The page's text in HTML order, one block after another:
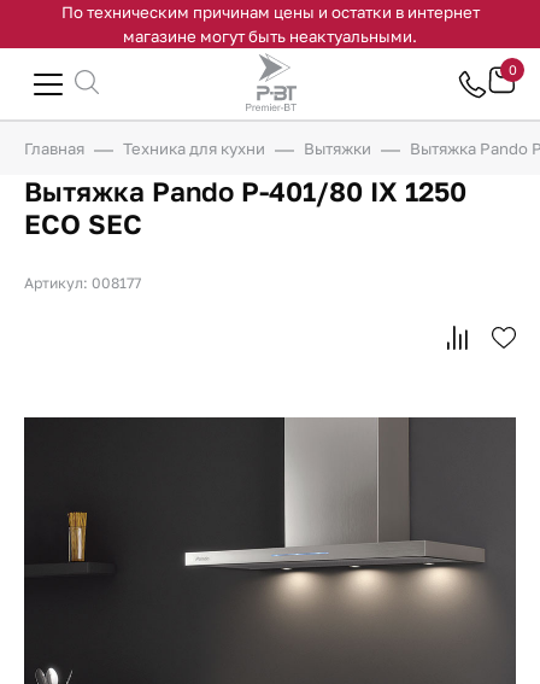
По техническим причинам цены и остатки в интернет
магазине могут быть неактуальными.
0
Главная Техника для кухни Вытяжки Вытяжка Pando
Вытяжка Pando P-401/80 IX 1250
ECO SEC
Артикул: 008177